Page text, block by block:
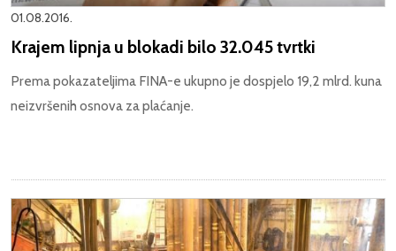
01.08.2016.
Krajem lipnja u blokadi bilo 32.045 tvrtki
Prema pokazateljima FINA-e ukupno je dospjelo 19,2 mlrd. kuna
neizvršenih osnova za plaćanje.